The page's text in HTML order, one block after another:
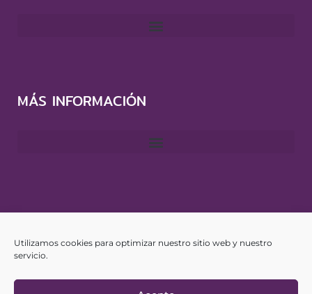
Utilizamos cookies para optimizar nuestro sitio web y nuestro
servicio.
MÁS INFORMACIÓN
CONTACTO
info@yourspanishhub.com